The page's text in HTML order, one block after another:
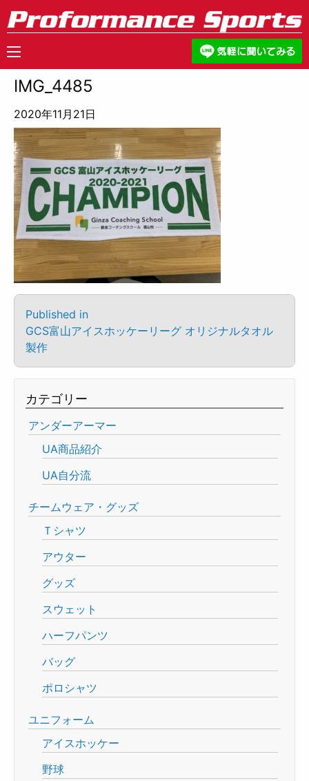
IMG_4485
2020年11月21日
Published in
GCS富山アイスホッケーリーグ オリジナルタオル
製作
カテゴリー
アンダーアーマー
UA商品紹介
UA自分流
チームウェア・グッズ
Ｔシャツ
アウター
グッズ
スウェット
ハーフパンツ
バッグ
ポロシャツ
ユニフォーム
アイスホッケー
野球